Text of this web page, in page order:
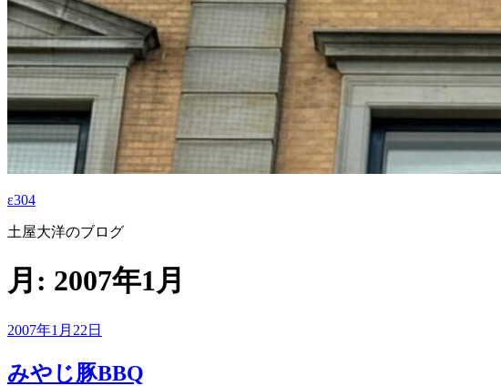
ε304
土屋大洋のブログ
月: 2007年1月
投
日:
2007年1月22日
みやじ豚BBQ